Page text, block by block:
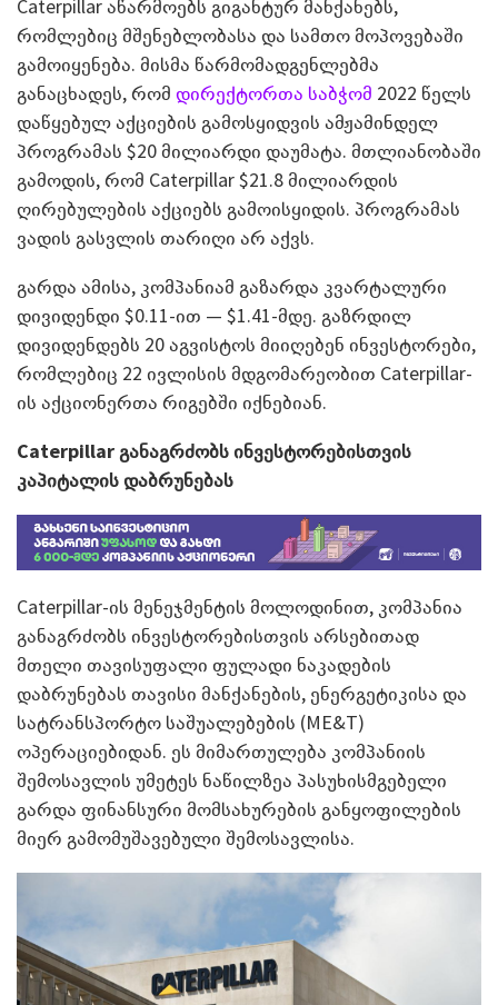
Caterpillar აწარმოებს გიგანტურ მანქანებს,
რომლებიც მშენებლობასა და სამთო მოპოვებაში
გამოიყენება. მისმა წარმომადგენლებმა
განაცხადეს, რომ დირექტორთა საბჭომ 2022 წელს
დაწყებულ აქციების გამოსყიდვის ამჟამინდელ
პროგრამას $20 მილიარდი დაუმატა. მთლიანობაში
გამოდის, რომ Caterpillar $21.8 მილიარდის
ღირებულების აქციებს გამოისყიდის. პროგრამას
ვადის გასვლის თარიღი არ აქვს.
გარდა ამისა, კომპანიამ გაზარდა კვარტალური
დივიდენდი $0.11-ით — $1.41-მდე. გაზრდილ
დივიდენდებს 20 აგვისტოს მიიღებენ ინვესტორები,
რომლებიც 22 ივლისის მდგომარეობით Caterpillar-
ის აქციონერთა რიგებში იქნებიან.
Caterpillar განაგრძობს ინვესტორებისთვის
კაპიტალის დაბრუნებას
Caterpillar-ის მენეჯმენტის მოლოდინით, კომპანია
განაგრძობს ინვესტორებისთვის არსებითად
მთელი თავისუფალი ფულადი ნაკადების
დაბრუნებას თავისი მანქანების, ენერგეტიკისა და
სატრანსპორტო საშუალებების (ME&T)
ოპერაციებიდან. ეს მიმართულება კომპანიის
შემოსავლის უმეტეს ნაწილზეა პასუხისმგებელი
გარდა ფინანსური მომსახურების განყოფილების
მიერ გამომუშავებული შემოსავლისა.